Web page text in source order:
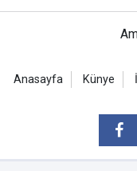
Anasayfa Künye